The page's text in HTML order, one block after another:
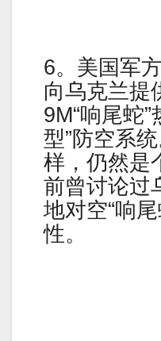
6。美国军
向乌克兰提
9M“响尾蛇
型”防空系
样，仍然是
前曾讨论过
地对空“响
性。